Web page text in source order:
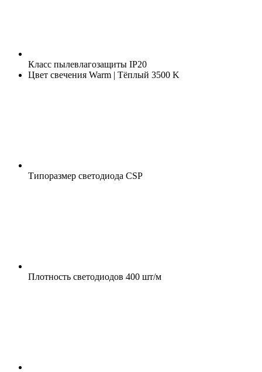
Класс пылевлагозащиты IP20
Цвет свечения Warm | Тёплый 3500 K
Типоразмер светодиода CSP
Плотность светодиодов 400 шт/м